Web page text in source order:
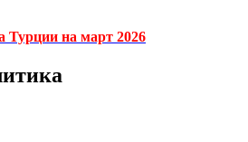
Турции на март 2026